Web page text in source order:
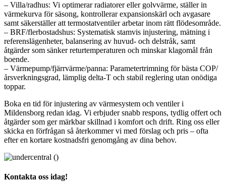
– Villa/radhus: Vi optimerar radiatorer eller golvvärme, ställer in
värmekurva för säsong, kontrollerar expansionskärl och avgasare
samt säkerställer att termostatventiler arbetar inom rätt flödesområde.
– BRF/flerbostadshus: Systematisk stamvis injustering, mätning i
referenslägenheter, balansering av huvud- och delstråk, samt
åtgärder som sänker returtemperaturen och minskar klagomål från
boende.
– Värmepump/fjärrvärme/panna: Parametertrimning för bästa COP/
årsverkningsgrad, lämplig delta-T och stabil reglering utan onödiga
toppar.
Boka en tid för injustering av värmesystem och ventiler i
Mildensborg redan idag. Vi erbjuder snabb respons, tydlig offert och
åtgärder som ger märkbar skillnad i komfort och drift. Ring oss eller
skicka en förfrågan så återkommer vi med förslag och pris – ofta
efter en kortare kostnadsfri genomgång av dina behov.
Kontakta oss idag!